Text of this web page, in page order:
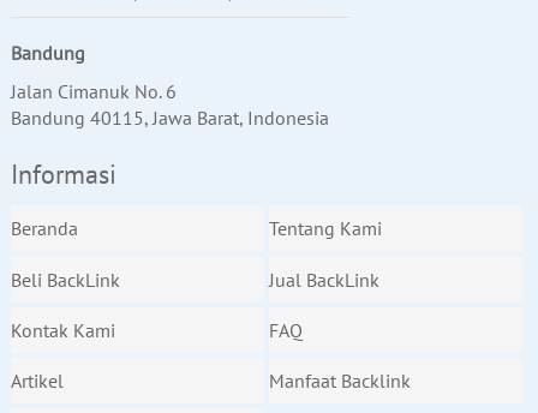
Bandung
Jalan Cimanuk No. 6
Bandung 40115, Jawa Barat, Indonesia
Informasi
Beranda Tentang Kami
Beli BackLink Jual BackLink
Kontak Kami FAQ
Artikel Manfaat Backlink